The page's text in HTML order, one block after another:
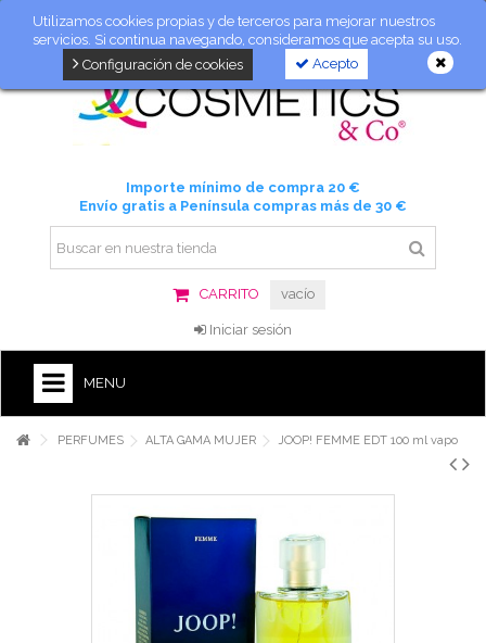
Utilizamos cookies propias y de terceros para mejorar nuestros
servicios. Si continua navegando, consideramos que acepta su uso.
Acepto
Configuración de cookies
Importe mínimo de compra 20 €
Envío gratis a Península compras más de 30 €
CARRITO vacío
Iniciar sesión
MENU
PERFUMES ALTA GAMA MUJER JOOP! FEMME EDT 100 ml vapo